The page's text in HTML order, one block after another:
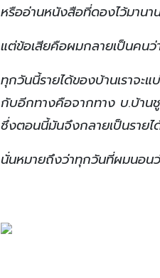
หรืออ่านหนังสือที่ดองไว้มานา
แต่ข้อเสียคือผมกลายเป็นคน
ทุกวันนี้รายได้ของบ้านเราจ
กับอีกทางคือจากทาง บ.บ้าน
ซึ่งตอนนี้มันจึงกลายเป็นรายไ
นั่นหมายถึงว่าทุกวันที่ผมนอน